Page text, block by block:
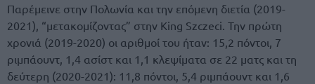
Παρέμεινε στην Πολωνία και την επόμενη διετία (2019-
2021), “μετακομίζοντας” στην King Szczeci. Την πρώτη
χρονιά (2019-2020) οι αριθμοί του ήταν: 15,2 πόντοι, 7
ριμπάουντ, 1,4 ασίστ και 1,1 κλεψίματα σε 22 ματς και τη
δεύτερη (2020-2021): 11,8 πόντοι, 5,4 ριμπάουντ και 1,6